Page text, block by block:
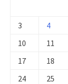
3
4
10
11
17
18
24
25